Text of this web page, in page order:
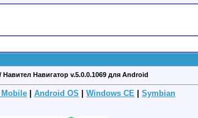
Навител Навигатор v.5.0.0.1069 для Android
Android OS Windows CE Symbian